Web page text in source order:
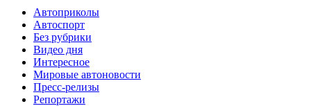
Автоприколы
Автоспорт
Без рубрики
Видео дня
Интересное
Мировые автоновости
Пресс-релизы
Репортажи